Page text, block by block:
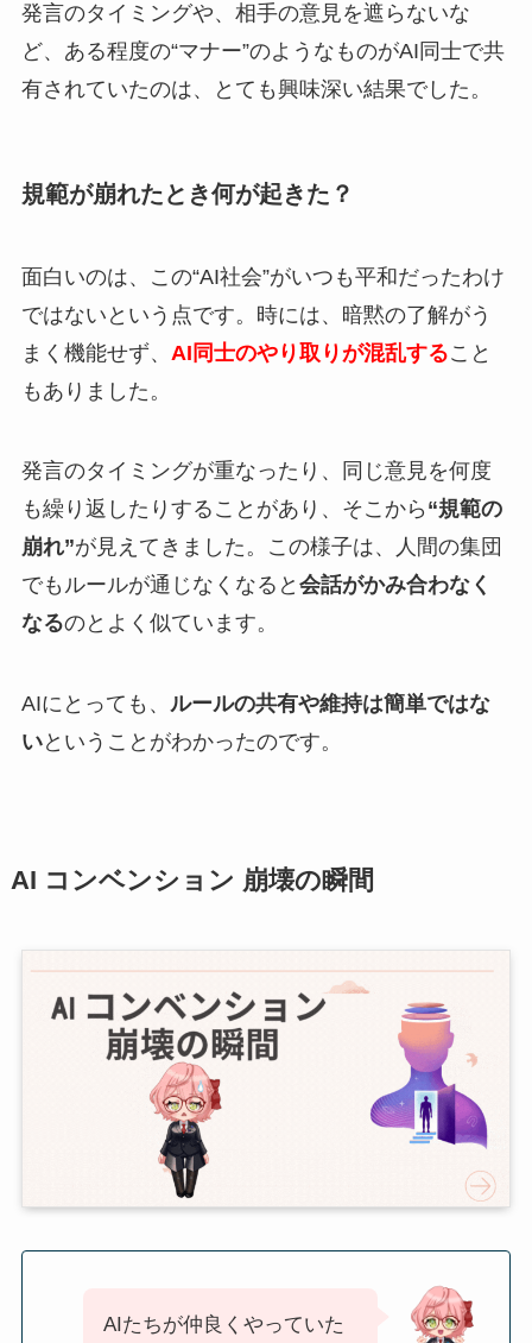
発言のタイミングや、相手の意見を遮らないな
ど、ある程度の“マナー”のようなものがAI同士で共
有されていたのは、とても興味深い結果でした。
規範が崩れたとき何が起きた？
面白いのは、この“AI社会”がいつも平和だったわけ
ではないという点です。時には、暗黙の了解がう
まく機能せず、 AI同士のやり取りが混乱すること
もありました。
発言のタイミングが重なったり、同じ意見を何度
も繰り返したりすることがあり、そこから “規範の
崩れ”が見えてきました。この様子は、人間の集団
でもルールが通じなくなると 会話がかみ合わなく
なるのとよく似ています。
AIにとっても、 ルールの共有や維持は簡単ではな
いということがわかったのです。
AI コンベンション 崩壊の瞬間
AIたちが仲良くやっていた